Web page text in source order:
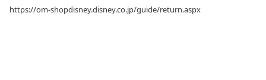
https://om-shopdisney.disney.co.jp/guide/return.aspx